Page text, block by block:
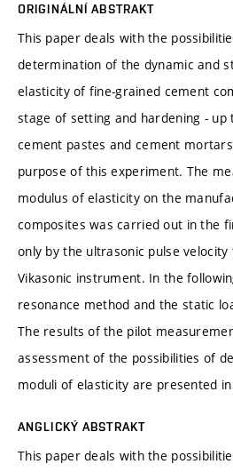
ORIGINÁLNÍ ABSTRAKT
This paper deals with the
determination of the dynamic and
elasticity of fine-grained cement
stage of setting and hardening - up
cement pastes and cement
purpose of this experiment. The
modulus of elasticity on the
composites was carried out in the
only by the ultrasonic pulse
Vikasonic instrument. In the
resonance method and the static
The results of the pilot
assessment of the possibilities of
moduli of elasticity are presented
ANGLICKÝ ABSTRAKT
This paper deals with the